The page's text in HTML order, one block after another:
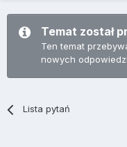
Temat został
Ten temat
nowych
Lista pytań